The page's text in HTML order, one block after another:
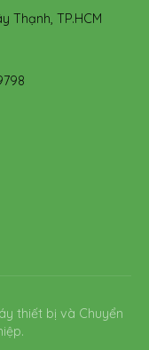
Thạnh, TP.HCM
thiết bị và Chuyển